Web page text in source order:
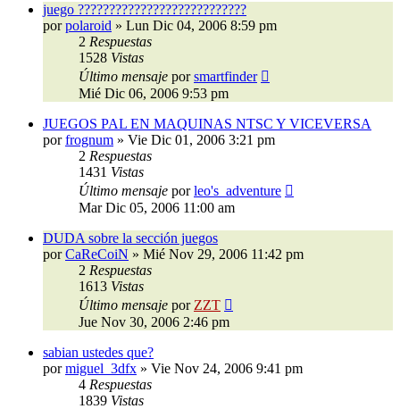
juego ???????????????????????????
porpolaroid » Lun Dic 04, 2006 8:59 pm
2 Respuestas
1528 Vistas
Último mensaje porsmartfinder
Mié Dic 06, 2006 9:53 pm
JUEGOS PAL EN MAQUINAS NTSC Y VICEVERSA
porfrognum » Vie Dic 01, 2006 3:21 pm
2 Respuestas
1431 Vistas
Último mensaje porleo's_adventure
Mar Dic 05, 2006 11:00 am
DUDA sobre la sección juegos
porCaReCoiN » Mié Nov 29, 2006 11:42 pm
2 Respuestas
1613 Vistas
Último mensaje por ZZT
Jue Nov 30, 2006 2:46 pm
sabian ustedes que?
pormiguel_3dfx » Vie Nov 24, 2006 9:41 pm
4 Respuestas
1839 Vistas